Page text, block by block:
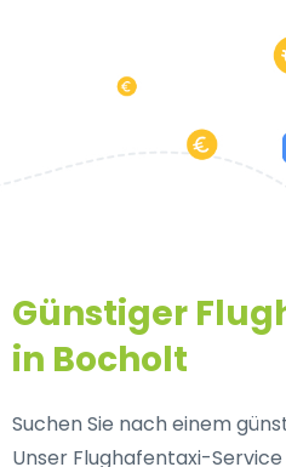
Günstiger
in Bocholt
Suchen Sie nach einem
Unser Flughafentaxi-